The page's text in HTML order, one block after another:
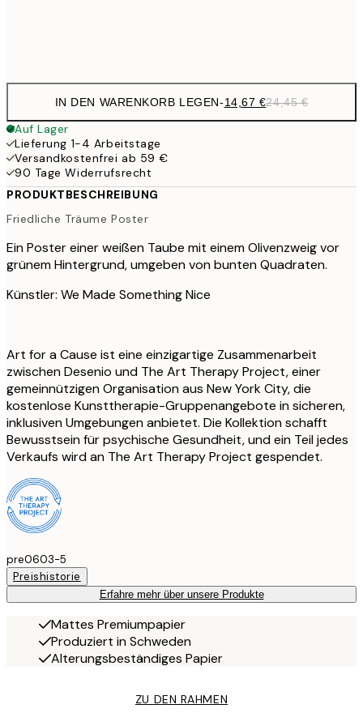
IN DEN WARENKORB LEGEN-14,67 €24,45 €
Auf Lager
Lieferung 1-4 Arbeitstage
Versandkostenfrei ab 59 €
90 Tage Widerrufsrecht
PRODUKTBESCHREIBUNG
Friedliche Träume Poster
Ein Poster einer weißen Taube mit einem Olivenzweig vor
grünem Hintergrund, umgeben von bunten Quadraten.
Künstler: We Made Something Nice
Art for a Cause ist eine einzigartige Zusammenarbeit
zwischen Desenio und The Art Therapy Project, einer
gemeinnützigen Organisation aus New York City, die
kostenlose Kunsttherapie-Gruppenangebote in sicheren,
inklusiven Umgebungen anbietet. Die Kollektion schafft
Bewusstsein für psychische Gesundheit, und ein Teil jedes
Verkaufs wird an The Art Therapy Project gespendet.
pre0603-5
Preishistorie
Erfahre mehr über unsere Produkte
Mattes Premiumpapier
Produziert in Schweden
Alterungsbeständiges Papier
ZU DEN RAHMEN